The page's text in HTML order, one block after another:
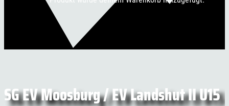
SG EV Moosburg / EV Landshut II U15